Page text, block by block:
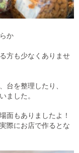
か
方も少なくありませ
台を整理したり、
ました。
面もありましたよ！
際にお店で作るとな